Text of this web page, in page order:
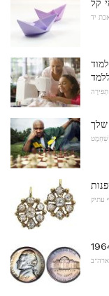
קל
יד
תְפִירָה
שַׁחְמָט
עתיק